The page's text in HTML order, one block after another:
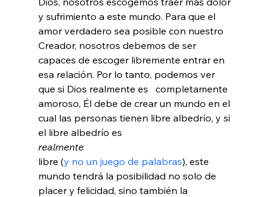
y sufrimiento a este mundo. Para que el
amor verdadero sea posible con nuestro
Creador, nosotros debemos de ser
capaces de escoger libremente entrar en
esa relación. Por lo tanto, podemos ver
que si Dios realmente es   completamente
amoroso, Él debe de crear un mundo en el
cual las personas tienen libre albedrío, y si
el libre albedrío es
realmente
libre (y no un juego de palabras), este
mundo tendrá la posibilidad no solo de
placer y felicidad, sino también la